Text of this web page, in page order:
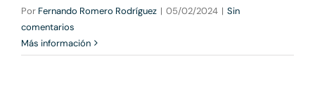
Por Fernando Romero Rodríguez | 05/02/2024 | Sin
comentarios
Más información